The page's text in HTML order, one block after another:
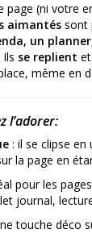
page (ni votre
aimantés sont
un
Ils se replient
même en
l’adorer:
: il se clipse en
la page en
pour les
journal,
touche déco